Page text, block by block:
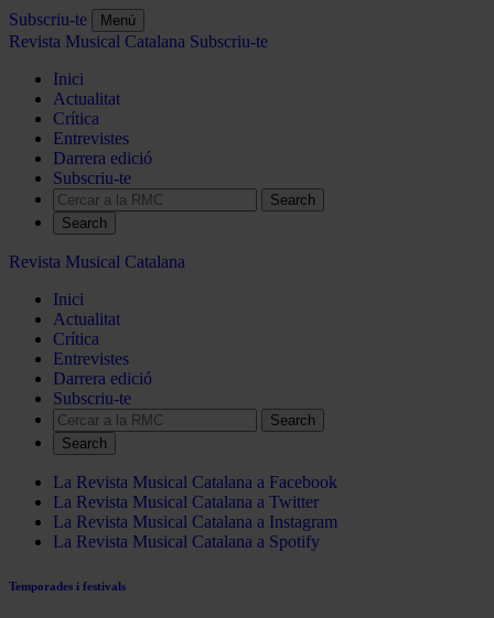
Subscriu-te Menú
Revista Musical Catalana Subscriu-te
Inici
Actualitat
Crítica
Entrevistes
Darrera edició
Subscriu-te
Search
Revista Musical Catalana
Inici
Actualitat
Crítica
Entrevistes
Darrera edició
Subscriu-te
Search
La Revista Musical Catalana a Facebook
La Revista Musical Catalana a Twitter
La Revista Musical Catalana a Instagram
La Revista Musical Catalana a Spotify
Temporades i festivals